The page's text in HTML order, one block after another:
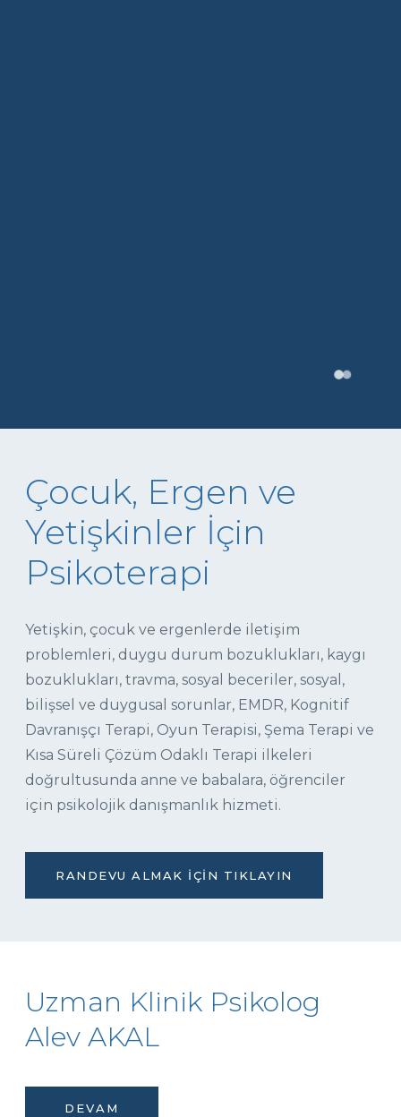
Çocuk, Ergen ve
Yetişkinler İçin
Psikoterapi
Yetişkin, çocuk ve ergenlerde iletişim
problemleri, duygu durum bozuklukları, kaygı
bozuklukları, travma, sosyal beceriler, sosyal,
bilişsel ve duygusal sorunlar, EMDR, Kognitif
Davranışçı Terapi, Oyun Terapisi, Şema Terapi ve
Kısa Süreli Çözüm Odaklı Terapi ilkeleri
doğrultusunda anne ve babalara, öğrenciler
için psikolojik danışmanlık hizmeti.
RANDEVU ALMAK İÇIN TIKLAYIN
Uzman Klinik Psikolog
Alev AKAL
DEVAM